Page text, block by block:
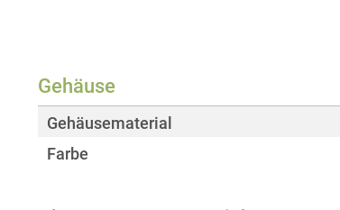
Gehäuse
Gehäusematerial
Farbe